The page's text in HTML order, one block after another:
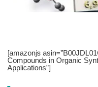
[amazonjs
Compounds in Organic
Applications”]